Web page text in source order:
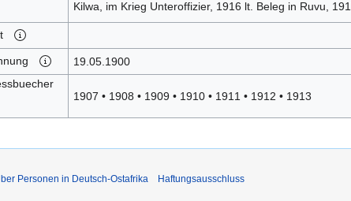
Kilwa, im Krieg Unteroffizier, 1916 lt. Beleg in Ruvu,
19.05.1900
1907 •1908 •1909 •1910 •1911 •1912 •1913
Personen in Deutsch-Ostafrika Haftungsausschluss